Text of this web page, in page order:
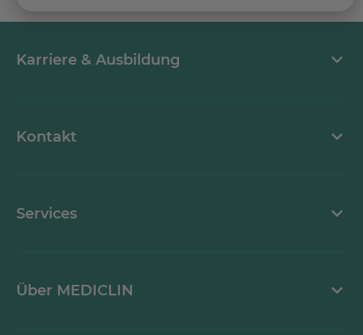
Karriere & Ausbildung
Kontakt
Services
Über MEDICLIN